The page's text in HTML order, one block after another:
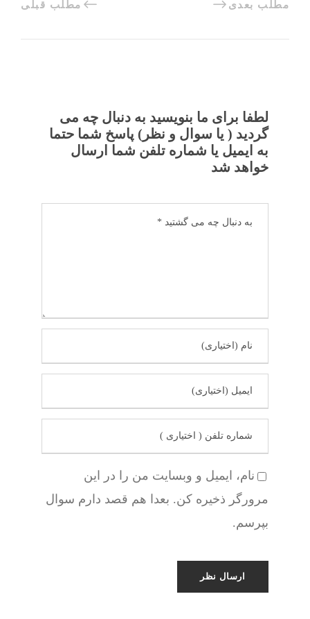
مطلب قبلی مطلب بعدی
لطفا برای ما بنویسید به دنبال چه می
گردید ( یا سوال و نظر) پاسخ شما حتما
به ایمیل یا شماره تلفن شما ارسال
خواهد شد
نام، ایمیل و وبسایت من را در این
مرورگر ذخیره کن. بعدا هم قصد دارم سوال
بپرسم.